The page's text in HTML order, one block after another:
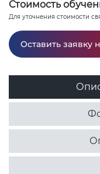
Стоимость
Для уточнения стоимости
Оставить заявку